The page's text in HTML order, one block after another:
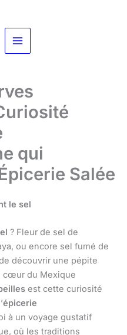
qui
Salée
le sel
? Fleur de sel de
ou encore sel fumé de
découvrir une pépite
cœur du Mexique
est cette curiosité
épicerie
à un voyage gustatif
où les traditions